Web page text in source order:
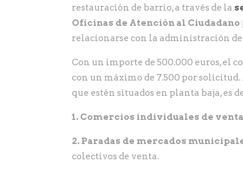
restauración de barrio, a través de la
Oficinas de Atención al Ciudadano
relacionarse con la administración
Con un importe de 500.000 euros, el
con un máximo de 7.500 por
que estén situados en planta baja, es
1. Comercios individuales de
2. Paradas de mercados
colectivos de venta.